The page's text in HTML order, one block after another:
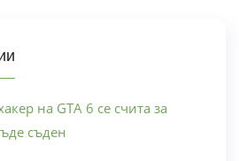
на GTA 6 се счита за
съден